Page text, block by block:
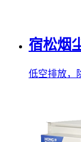
宿松烟
低空排放，